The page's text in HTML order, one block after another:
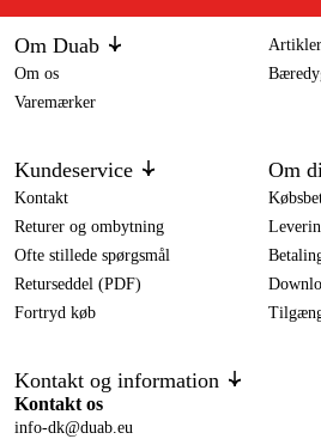
Om Duab
Om os
Varemærker
Kundeservice
Kontakt
Returer og ombytning
Ofte stillede spørgsmål
Returseddel (PDF)
Fortryd køb
Om
Kontakt og information
Kontakt os
info-dk@duab.eu